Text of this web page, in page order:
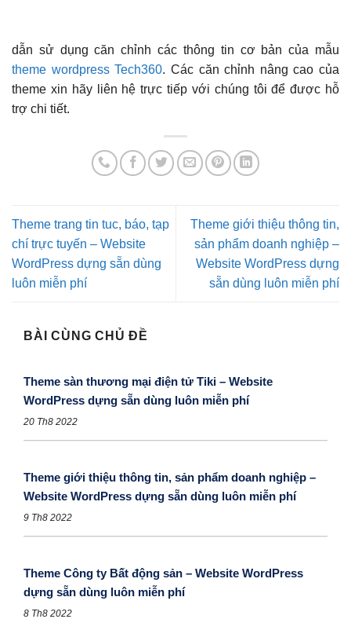
dẫn sử dụng căn chỉnh các thông tin cơ bản của mẫu
theme wordpress Tech360. Các căn chỉnh nâng cao của
theme xin hãy liên hệ trực tiếp với chúng tôi để được hỗ
trợ chi tiết.
Theme trang tin tuc, báo, tạp
chí trực tuyến – Website
WordPress dựng sẵn dùng
luôn miễn phí
Theme giới thiệu thông tin,
sản phẩm doanh nghiệp –
Website WordPress dựng
sẵn dùng luôn miễn phí
BÀI CÙNG CHỦ ĐỀ
Theme sàn thương mại điện tử Tiki – Website
WordPress dựng sẵn dùng luôn miễn phí
20 Th8 2022
Theme giới thiệu thông tin, sản phẩm doanh nghiệp –
Website WordPress dựng sẵn dùng luôn miễn phí
9 Th8 2022
Theme Công ty Bất động sản – Website WordPress
dựng sẵn dùng luôn miễn phí
8 Th8 2022